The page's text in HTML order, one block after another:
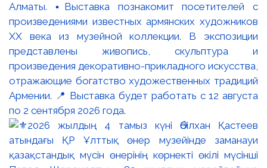
Алматы. ▪️Выставка познакомит посетителей с
произведениями известных армянских художников
XX века из музейной коллекции. В экспозиции
представлены живопись, скульптура и
произведения декоративно-прикладного искусства,
отражающие богатство художественных традиций
Армении. 📍 Выставка будет работать с 12 августа
по 2 сентября 2026 года.